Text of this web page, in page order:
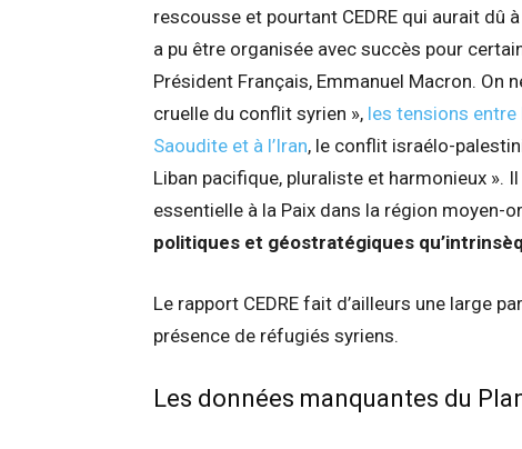
rescousse et pourtant CEDRE qui aurait dû
a pu être organisée avec succès pour
Président Français, Emmanuel Macron. On
cruelle du conflit syrien », les tensions entre
Saoudite et à l’Iran, le conflit israélo-
Liban pacifique, pluraliste et harmonieux ».
essentielle à la Paix dans la région moyen-
politiques et géostratégiques
Le rapport CEDRE fait d’ailleurs une large
présence de réfugiés syriens.
Les données manquantes du